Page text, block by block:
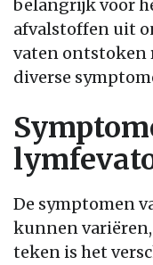
belangrijk voor
afvalstoffen uit
vaten ontstoken
diverse
De symptomen
kunnen
teken is het